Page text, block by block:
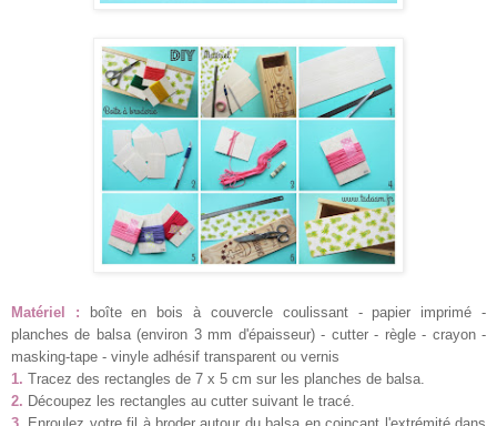
Matériel : boîte en bois à couvercle coulissant - papier imprimé -
planches de balsa (environ 3 mm d'épaisseur) - cutter - règle - crayon -
masking-tape - vinyle adhésif transparent ou vernis
1. Tracez des rectangles de 7 x 5 cm sur les planches de balsa.
2. Découpez les rectangles au cutter suivant le tracé.